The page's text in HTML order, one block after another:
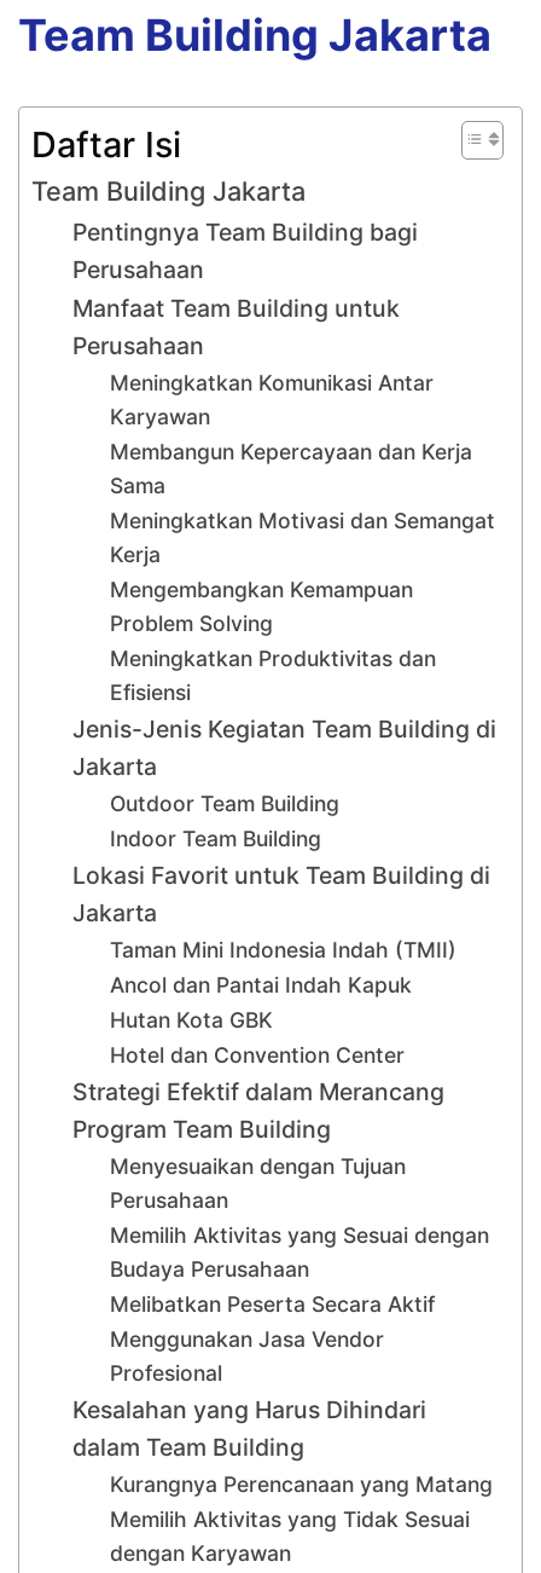
Team Building Jakarta
Daftar Isi
Team Building Jakarta
Pentingnya Team Building bagi
Perusahaan
Manfaat Team Building untuk
Perusahaan
Meningkatkan Komunikasi Antar
Karyawan
Membangun Kepercayaan dan Kerja
Sama
Meningkatkan Motivasi dan Semangat
Kerja
Mengembangkan Kemampuan
Problem Solving
Meningkatkan Produktivitas dan
Efisiensi
Jenis-Jenis Kegiatan Team Building di
Jakarta
Outdoor Team Building
Indoor Team Building
Lokasi Favorit untuk Team Building di
Jakarta
Taman Mini Indonesia Indah (TMII)
Ancol dan Pantai Indah Kapuk
Hutan Kota GBK
Hotel dan Convention Center
Strategi Efektif dalam Merancang
Program Team Building
Menyesuaikan dengan Tujuan
Perusahaan
Memilih Aktivitas yang Sesuai dengan
Budaya Perusahaan
Melibatkan Peserta Secara Aktif
Menggunakan Jasa Vendor
Profesional
Kesalahan yang Harus Dihindari
dalam Team Building
Kurangnya Perencanaan yang Matang
Memilih Aktivitas yang Tidak Sesuai
dengan Karyawan